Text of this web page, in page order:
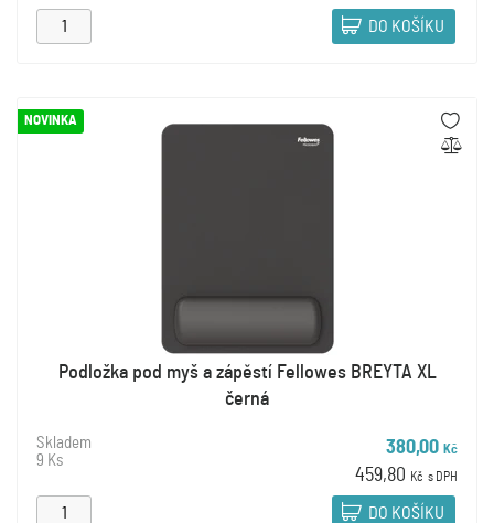
DO KOŠÍKU
NOVINKA
Podložka pod myš a zápěstí Fellowes BREYTA XL
černá
Skladem
9 Ks
380,00 Kč
459,80 Kč s DPH
DO KOŠÍKU